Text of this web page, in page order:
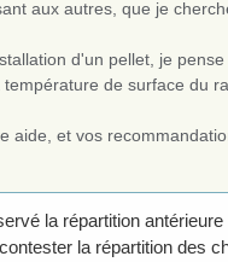
aux autres, que je
d'un pellet, je
température de surface du
aide, et vos
la répartition
la répartition des